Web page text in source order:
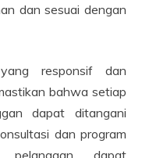
dan sesuai dengan
responsif dan
bahwa setiap
dapat ditangani
dan program
pelanggan dapat